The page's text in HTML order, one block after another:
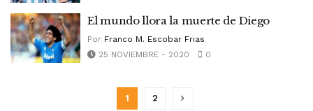
El mundo llora la muerte de Diego
Por Franco M. Escobar Frias
25 NOVIEMBRE - 2020
0
1 2